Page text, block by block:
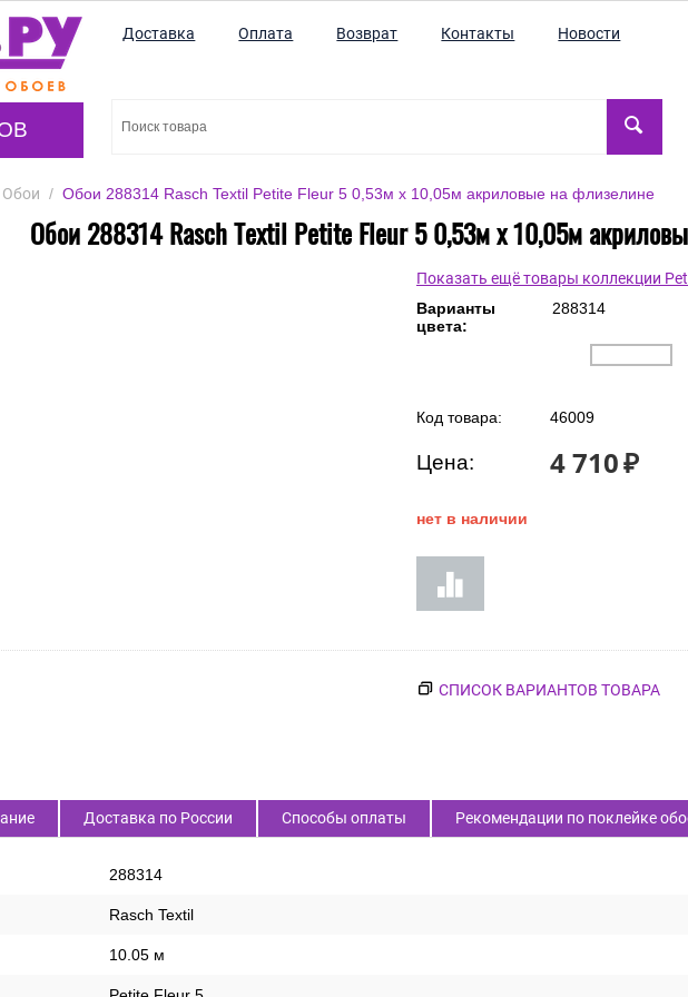
Доставка Оплата Возврат Контакты Новости
Обои / Обои 288314 Rasch Textil Petite Fleur 5 0,53м x 10,05м акриловые на флизелине
Обои 288314 Rasch Textil Petite Fleur 5 0,53м x 10,05м
Показать ещё товары коллекции
Варианты
цвета:
288314
Код товара: 46009
Цена: 4 710₽
нет в наличии
СПИСОК ВАРИАНТОВ ТОВАРА
Доставка по России Способы оплаты Рекомендации по поклейке
288314
Rasch Textil
10.05 м